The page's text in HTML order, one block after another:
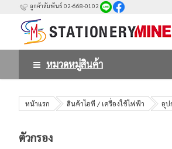
ลูกค้าสัมพันธ์ 02-668-0102
หมวดหมู่สินค้า
หน้าแรก สินค้าไอที / เครื่องใช้ไฟฟ้า อุป
ตัวกรอง